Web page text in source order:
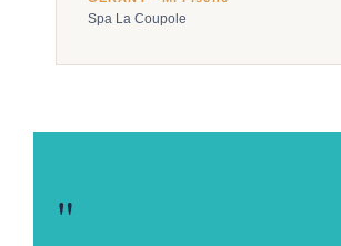
Spa La Coupole
"